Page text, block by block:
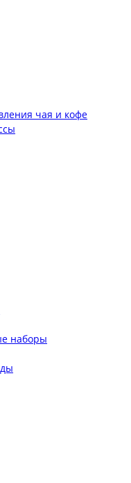
чая и кофе
наборы